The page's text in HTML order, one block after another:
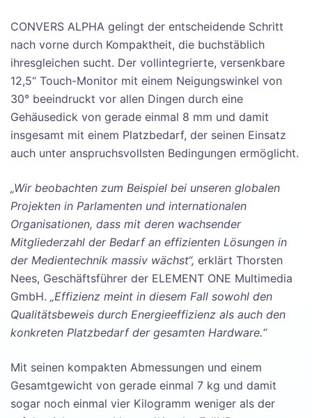
CONVERS ALPHA gelingt der entscheidende Schritt
nach vorne durch Kompaktheit, die buchstäblich
ihresgleichen sucht. Der vollintegrierte, versenkbare
12,5“ Touch-Monitor mit einem Neigungswinkel von
30° beeindruckt vor allen Dingen durch eine
Gehäusedick von gerade einmal 8 mm und damit
insgesamt mit einem Platzbedarf, der seinen Einsatz
auch unter anspruchsvollsten Bedingungen ermöglicht.
„Wir beobachten zum Beispiel bei unseren globalen
Projekten in Parlamenten und internationalen
Organisationen, dass mit deren wachsender
Mitgliederzahl der Bedarf an effizienten Lösungen in
der Medientechnik massiv wächst“, erklärt Thorsten
Nees, Geschäftsführer der ELEMENT ONE Multimedia
GmbH. „Effizienz meint in diesem Fall sowohl den
Qualitätsbeweis durch Energieeffizienz als auch den
konkreten Platzbedarf der gesamten Hardware.“
Mit seinen kompakten Abmessungen und einem
Gesamtgewicht von gerade einmal 7 kg und damit
sogar noch einmal vier Kilogramm weniger als der